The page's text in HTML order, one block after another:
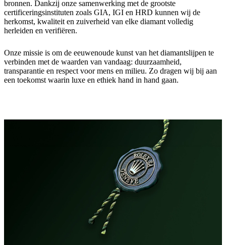
bronnen. Dankzij onze samenwerking met de grootste
certificeringsinstituten zoals GIA, IGI en HRD kunnen wij de
herkomst, kwaliteit en zuiverheid van elke diamant volledig
herleiden en verifiëren.
Onze missie is om de eeuwenoude kunst van het diamantslijpen te
verbinden met de waarden van vandaag: duurzaamheid,
transparantie en respect voor mens en milieu. Zo dragen wij bij aan
een toekomst waarin luxe en ethiek hand in hand gaan.